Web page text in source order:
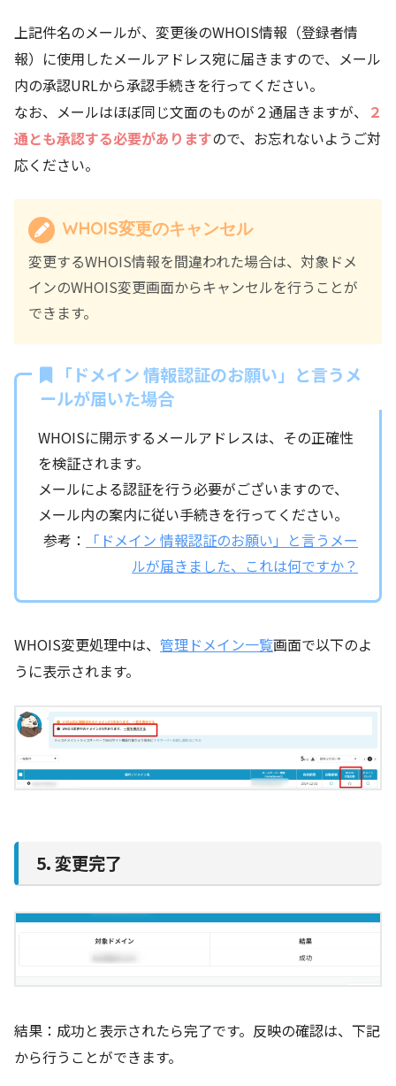
上記件名のメールが、変更後のWHOIS情報（登録者情
報）に使用したメールアドレス宛に届きますので、メール
内の承認URLから承認手続きを行ってください。
なお、メールはほぼ同じ文面のものが２通届きますが、 ２
通とも承認する必要がありますので、お忘れないようご対
応ください。
WHOIS変更のキャンセル
変更するWHOIS情報を間違われた場合は、対象ドメ
インのWHOIS変更画面からキャンセルを行うことが
できます。
「ドメイン 情報認証のお願い」と言うメ
ールが届いた場合
WHOISに開示するメールアドレスは、その正確性
を検証されます。
メールによる認証を行う必要がございますので、
メール内の案内に従い手続きを行ってください。
参考：
「ドメイン 情報認証のお願い」と言うメー
ルが届きました、これは何ですか？
WHOIS変更処理中は、 管理ドメイン一覧画面で以下のよ
うに表示されます。
5. 変更完了
結果：成功と表示されたら完了です。反映の確認は、下記
から行うことができます。